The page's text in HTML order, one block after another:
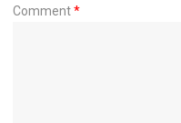
Comment*